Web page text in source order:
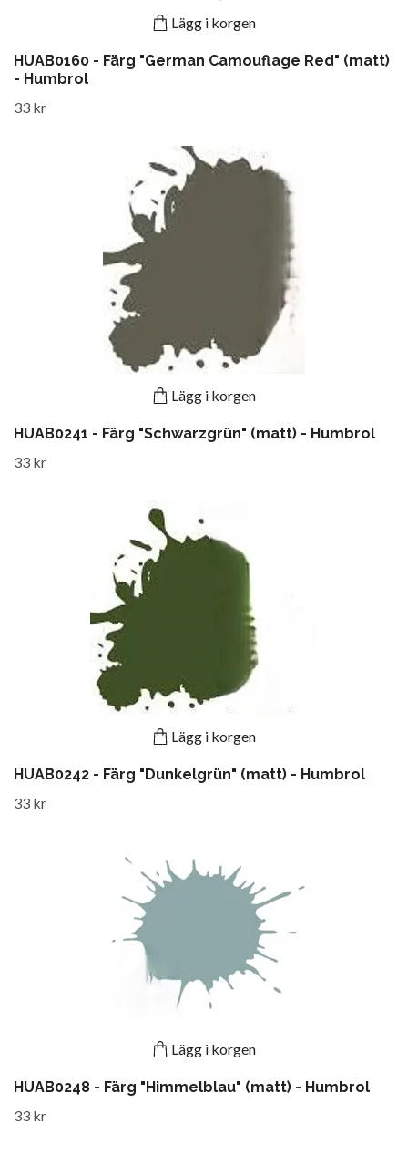
Lägg i korgen
HUAB0160 - Färg "German Camouflage Red" (matt)
- Humbrol
33 kr
Lägg i korgen
HUAB0241 - Färg "Schwarzgrün" (matt) - Humbrol
33 kr
Lägg i korgen
HUAB0242 - Färg "Dunkelgrün" (matt) - Humbrol
33 kr
Lägg i korgen
HUAB0248 - Färg "Himmelblau" (matt) - Humbrol
33 kr